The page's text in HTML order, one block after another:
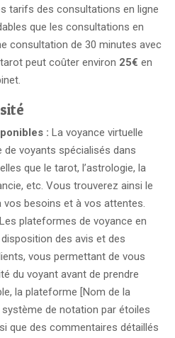
tarifs des consultations en ligne
que les consultations en
consultation de 30 minutes avec
peut coûter environ 25€ en
: La voyance virtuelle
voyants spécialisés dans
que le tarot, l’astrologie, la
etc. Vous trouverez ainsi le
vos besoins et à vos attentes.
Les plateformes de voyance en
des avis et des
vous permettant de vous
du voyant avant de prendre
la plateforme [Nom de la
de notation par étoiles
que des commentaires détaillés